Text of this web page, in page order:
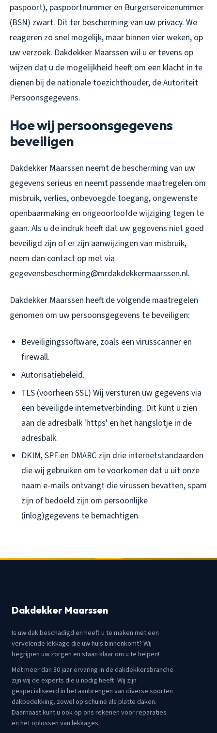
paspoort), paspoortnummer en Burgerservicenummer
(BSN) zwart. Dit ter bescherming van uw privacy. We
reageren zo snel mogelijk, maar binnen vier weken, op
uw verzoek. Dakdekker Maarssen wil u er tevens op
wijzen dat u de mogelijkheid heeft om een klacht in te
dienen bij de nationale toezichthouder, de Autoriteit
Persoonsgegevens.
Hoe wij persoonsgegevens
beveiligen
Dakdekker Maarssen neemt de bescherming van uw
gegevens serieus en neemt passende maatregelen om
misbruik, verlies, onbevoegde toegang, ongewenste
openbaarmaking en ongeoorloofde wijziging tegen te
gaan. Als u de indruk heeft dat uw gegevens niet goed
beveiligd zijn of er zijn aanwijzingen van misbruik,
neem dan contact op met via
gegevensbescherming@mrdakdekkermaarssen.nl.
Dakdekker Maarssen heeft de volgende maatregelen
genomen om uw persoonsgegevens te beveiligen:
Beveiligingssoftware, zoals een virusscanner en
firewall.
Autorisatiebeleid.
TLS (voorheen SSL) Wij versturen uw gegevens via
een beveiligde internetverbinding. Dit kunt u zien
aan de adresbalk 'https' en het hangslotje in de
adresbalk.
DKIM, SPF en DMARC zijn drie internetstandaarden
die wij gebruiken om te voorkomen dat u uit onze
naam e-mails ontvangt die virussen bevatten, spam
zijn of bedoeld zijn om persoonlijke
(inlog)gegevens te bemachtigen.
Dakdekker Maarssen
Is uw dak beschadigd en heeft u te maken met een
vervelende lekkage die uw huis binnenkomt? Wij
begrijpen uw zorgen en staan klaar om u te helpen!
Met meer dan 30 jaar ervaring in de dakdekkersbranche
zijn wij de experts die u nodig heeft. Wij zijn
gespecialiseerd in het aanbrengen van diverse soorten
dakbedekking, zowel op schuine als platte daken.
Daarnaast kunt u ook op ons rekenen voor reparaties
en het oplossen van lekkages.